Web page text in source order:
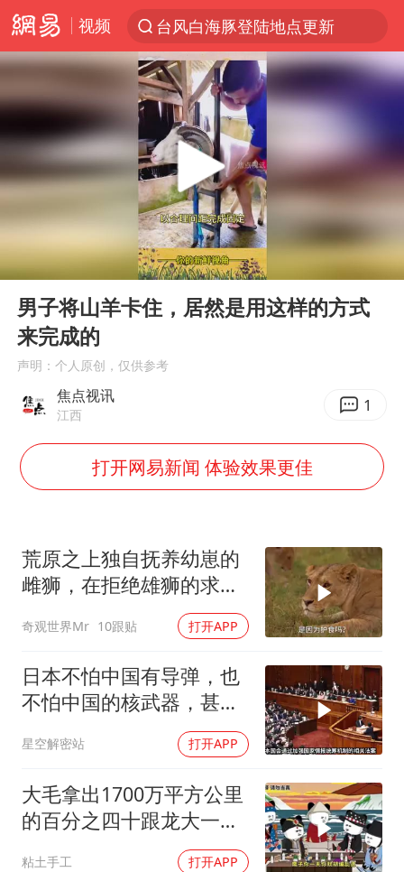
视频
台风白海豚登陆地点更新
以“新”破局 首发经济点亮城市消费活力
台风白海豚进入48小时警戒线
台风白海豚影响中国已成定局
看守所辅警收受10万获刑1年
U17国足1分钟轰2球
宇树科技发行价格150.80元/股
吉林一“温度计大楼”读数爆表
我国编制完成新版全月地质图
深圳地面沉降致车辆损坏系谣言
中国“五箭齐发”反制美国
首次证实！“胶球”存在
东方甄选被判赔偿江小白30万元
奋进开新局 实干挑大梁
Play
00:00
男子将山羊卡住，居然是用这样的方式
来完成的
声明：个人原创，仅供参考
焦点视讯
江西 1
打开网易新闻 体验效果更佳
荒原之上独自抚养幼崽的
雌狮，在拒绝雄狮的求偶
时，竟然被用饥饿来报复
奇观世界Mr 10跟贴 打开APP
日本不怕中国有导弹，也
不怕中国的核武器，甚至
不怕中国的稀土制裁
星空解密站 打开APP
大毛拿出1700万平方公里
的百分之四十跟龙大一起
粘土手工 打开APP